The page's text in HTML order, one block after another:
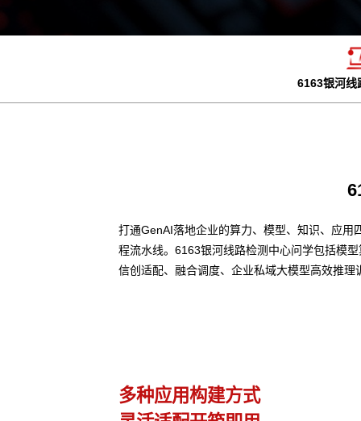
6163银河线
打通GenAI落地企业的算力、模型、知识、应
程流水线。6163银河线路检测中心问学包括模
信创适配、融合调度、企业私域大模型高效推
多种应用构建方式